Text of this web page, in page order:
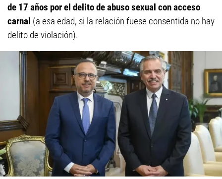
de 17 años por el delito de abuso sexual con acceso
carnal (a esa edad, si la relación fuese consentida no hay
delito de violación).